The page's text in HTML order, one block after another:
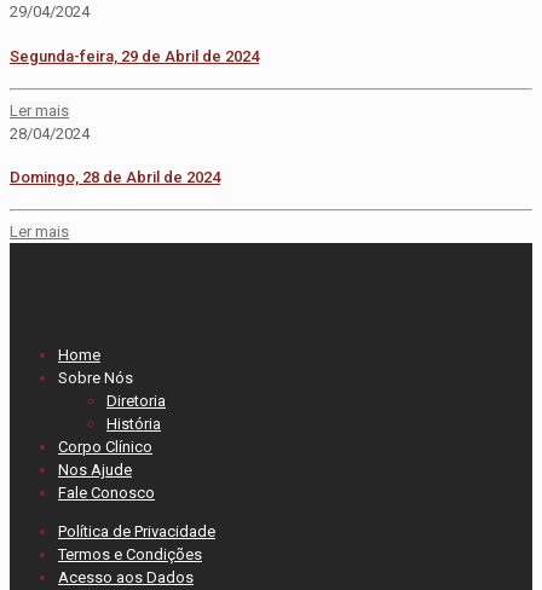
29/04/2024
Segunda-feira, 29 de Abril de 2024
Ler mais
28/04/2024
Domingo, 28 de Abril de 2024
Ler mais
Home
Sobre Nós
Diretoria
História
Corpo Clínico
Nos Ajude
Fale Conosco
Política de Privacidade
Termos e Condições
Acesso aos Dados